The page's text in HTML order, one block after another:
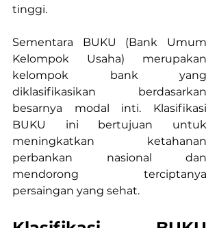
tinggi.
Sementara BUKU (Bank Umum
Kelompok Usaha) merupakan
kelompok bank yang
diklasifikasikan berdasarkan
besarnya modal inti. Klasifikasi
BUKU ini bertujuan untuk
meningkatkan ketahanan
perbankan nasional dan
mendorong terciptanya
persaingan yang sehat.